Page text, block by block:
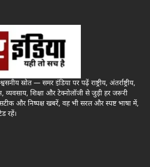
स्रोत — समर इंडिया पर पढ़ें राष्ट्रीय, अंतर्राष्ट्रीय,
व्यवसाय, शिक्षा और टेक्नोलॉजी से जुड़ी हर जरूरी
और निष्पक्ष खबरें, वह भी सरल और स्पष्ट भाषा में,
रहें।